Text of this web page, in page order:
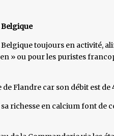
toujours en activité,
» ou pour les puristes
Flandre car son débit est
richesse en calcium font de